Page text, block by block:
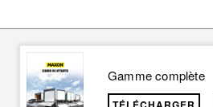
Gamme complète